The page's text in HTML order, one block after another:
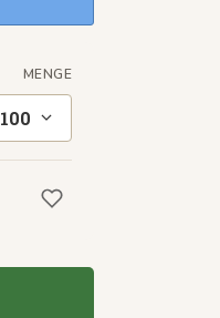
MENGE
100